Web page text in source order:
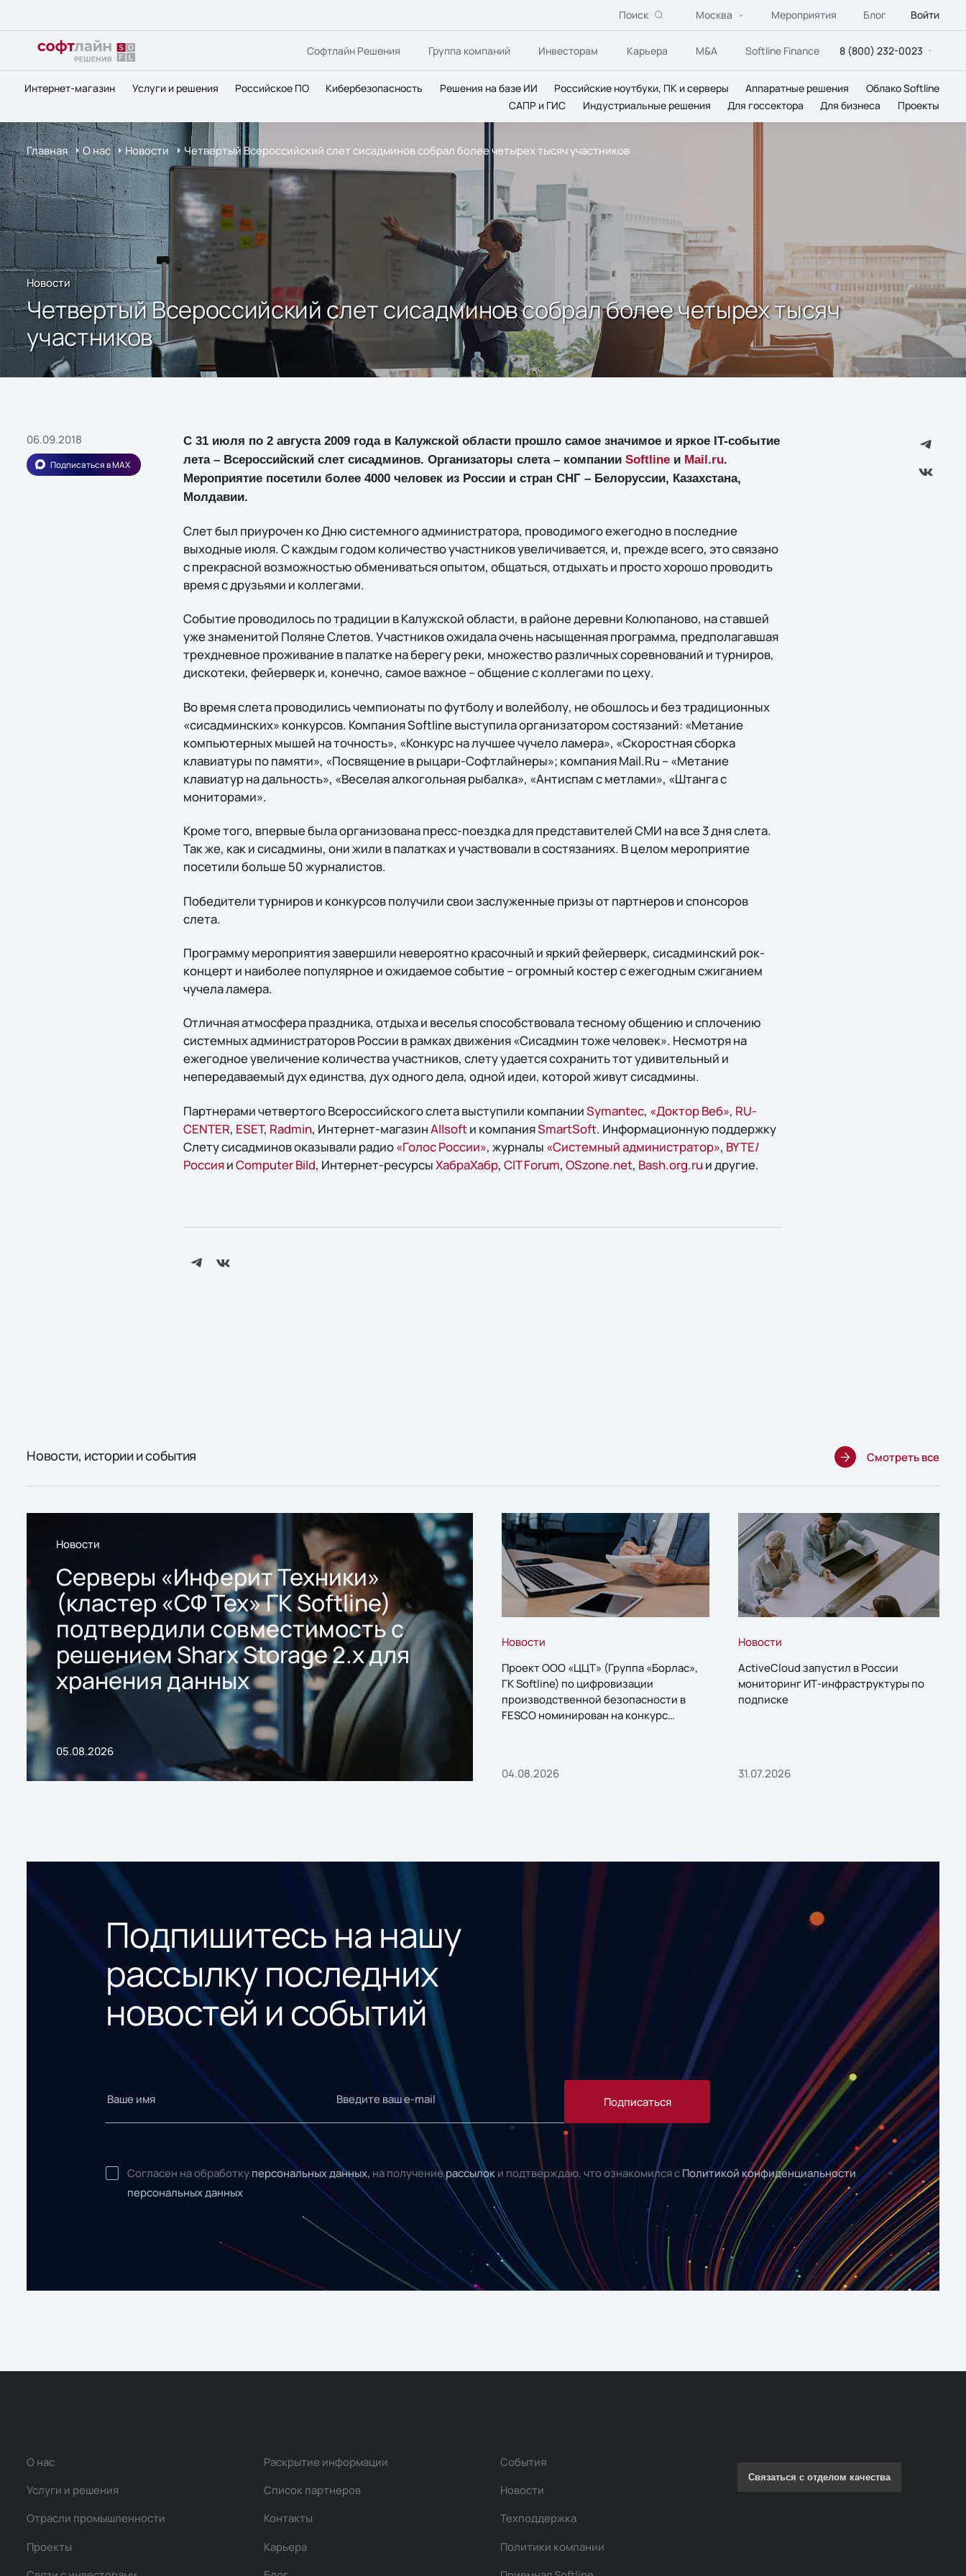
Поиск Москва Мероприятия Блог Войти
Софтлайн Решения Группа компаний Инвесторам Карьера M&A Softline Finance 8 (800) 232-0023
Интернет-магазин Услуги и решения Российское ПО Кибербезопасность Решения на базе ИИ Российские ноутбуки, ПК и серверы Аппаратные решения
Облако Softline
САПР и ГИС
Индустриальные решения Для госсектора Для бизнеса Проекты
Главная О нас Новости Четвертый Всероссийский слет сисадминов собрал более четырех тысяч участников
Новости
Четвертый Всероссийский слет сисадминов собрал более четырех тысяч
участников
06.09.2018
Подписаться в MAX
С 31 июля по 2 августа 2009 года в Калужской области прошло самое значимое и яркое IT-событие
лета – Всероссийский слет сисадминов. Организаторы слета – компании Softlineи Mail.ru.
Мероприятие посетили более 4000 человек из России и стран СНГ – Белоруссии, Казахстана,
Молдавии.
Слет был приурочен ко Дню системного администратора, проводимого ежегодно в последние
выходные июля. С каждым годом количество участников увеличивается, и, прежде всего, это связано
с прекрасной возможностью обмениваться опытом, общаться, отдыхать и просто хорошо проводить
время с друзьями и коллегами.
Событие проводилось по традиции в Калужской области, в районе деревни Колюпаново, на ставшей
уже знаменитой Поляне Слетов. Участников ожидала очень насыщенная программа, предполагавшая
трехдневное проживание в палатке на берегу реки, множество различных соревнований и турниров,
дискотеки, фейерверк и, конечно, самое важное – общение с коллегами по цеху.
Во время слета проводились чемпионаты по футболу и волейболу, не обошлось и без традиционных
«сисадминских» конкурсов. Компания Softline выступила организатором состязаний: «Метание
компьютерных мышей на точность», «Конкурс на лучшее чучело ламера», «Скоростная сборка
клавиатуры по памяти», «Посвящение в рыцари-Софтлайнеры»; компания Mail.Ru – «Метание
клавиатур на дальность», «Веселая алкогольная рыбалка», «Антиспам с метлами», «Штанга с
мониторами».
Кроме того, впервые была организована пресс-поездка для представителей СМИ на все 3 дня слета.
Так же, как и сисадмины, они жили в палатках и участвовали в состязаниях. В целом мероприятие
посетили больше 50 журналистов.
Победители турниров и конкурсов получили свои заслуженные призы от партнеров и спонсоров
слета.
Программу мероприятия завершили невероятно красочный и яркий фейерверк, сисадминский рок-
концерт и наиболее популярное и ожидаемое событие – огромный костер с ежегодным сжиганием
чучела ламера.
Отличная атмосфера праздника, отдыха и веселья способствовала тесному общению и сплочению
системных администраторов России в рамках движения «Сисадмин тоже человек». Несмотря на
ежегодное увеличение количества участников, слету удается сохранить тот удивительный и
непередаваемый дух единства, дух одного дела, одной идеи, которой живут сисадмины.
Партнерами четвертого Всероссийского слета выступили компанииSymantec, «Доктор Веб», RU-
CENTER, ESET, Radmin, Интернет-магазинAllsoftи компанияSmartSoft. Информационную поддержку
Слету сисадминов оказывали радио«Голос России», журналы «Системный администратор», BYTE/
РоссияиComputer Bild, Интернет-ресурсыХабраХабр, CIT Forum, OSzone.net, Bash.org.ru и другие.
Новости, истории и события Смотреть все
Новости
Серверы «Инферит Техники»
(кластер «СФ Тех» ГК Softline)
подтвердили совместимость с
решением Sharx Storage 2.x для
хранения данных
05.08.2026
Новости
Проект ООО «ЦЦТ» (Группа «Борлас»,
ГК Softline) по цифровизации
производственной безопасности в
FESCO номинирован на конкурс
04.08.2026
Новости
ActiveCloud запустил в России
мониторинг ИТ-инфраструктуры по
подписке
31.07.2026
Подпишитесь на нашу
рассылку последних
новостей и событий
Подписаться
Согласен на обработку персональных данных, на получениерассылок и подтверждаю, что ознакомился с Политикой конфиденциальности
персональных данных
О нас
Услуги и решения
Отрасли промышленности
Проекты
Раскрытие информации
Список партнеров
Контакты
Карьера
События
Новости
Техподдержка
Политики компании
Связаться с отделом качества